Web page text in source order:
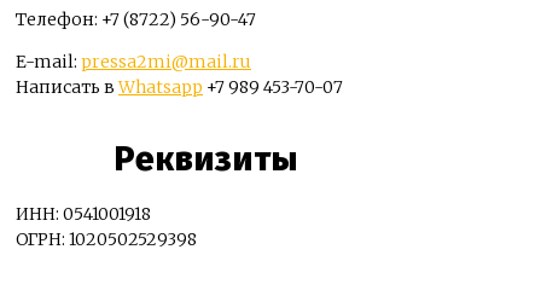
Телефон: +7 (8722) 56-90-47
E-mail: pressa2mi@mail.ru
Написать вWhatsapp +7 989 453-70-07
Реквизиты
ИНН: 0541001918
ОГРН: 1020502529398